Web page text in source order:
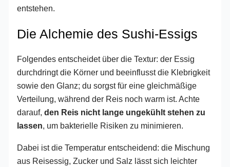
entstehen.
Die Alchemie des Sushi-Essigs
Folgendes entscheidet über die Textur: der Essig
durchdringt die Körner und beeinflusst die Klebrigkeit
sowie den Glanz; du sorgst für eine gleichmäßige
Verteilung, während der Reis noch warm ist. Achte
darauf,den Reis nicht lange ungekühlt stehen zu
lassen, um bakterielle Risiken zu minimieren.
Dabei ist die Temperatur entscheidend: die Mischung
aus Reisessig, Zucker und Salz lässt sich leichter